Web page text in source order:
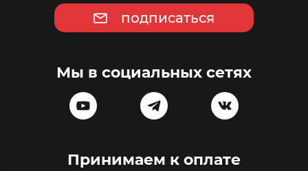
подписаться
Мы в социальных сетях
Принимаем к оплате